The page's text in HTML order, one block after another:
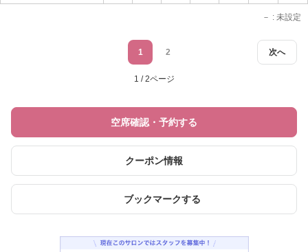
－ : 未設定
次へ
1 2
1 / 2ページ
空席確認・予約する
クーポン情報
ブックマークする